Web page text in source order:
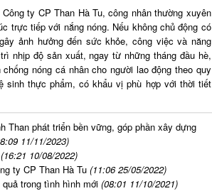
ty CP Than Hà Tu, công nhân thường xuyên
trực tiếp với nắng nóng. Nếu không chủ động có
ảnh hưởng đến sức khỏe, công việc và năng
nhịp độ sản xuất, ngay từ những tháng đầu hè,
nóng cá nhân cho người lao động theo quy
sinh thực phẩm, có khẩu vị phù hợp với thời tiết
Than phát triển bền vững, góp phần xây dựng
11/11/2023)
(16:21 10/08/2022)
ty CP Than Hà Tu (11:06 25/05/2022)
trong tình hình mới (08:01 11/10/2021)